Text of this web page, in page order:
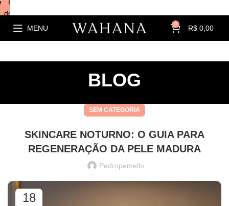
MENU 0 R$ 0,00
BLOG
SEM CATEGORIA
SKINCARE NOTURNO: O GUIA PARA
REGENERAÇÃO DA PELE MADURA
Pedropemello
18
Kits com
descontos!